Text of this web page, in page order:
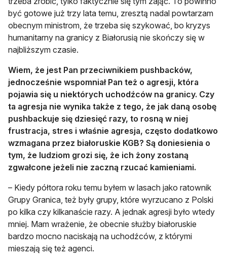
być gotowe już trzy lata temu, zresztą nadal powtarzam
obecnym ministrom, że trzeba się szykować, bo kryzys
humanitarny na granicy z Białorusią nie skończy się w
najbliższym czasie.
Wiem, że jest Pan przeciwnikiem pushbacków,
jednocześnie wspomniał Pan też o agresji, która
pojawia się u niektórych uchodźców na granicy. Czy
ta agresja nie wynika także z tego, że jak daną osobę
pushbackuje się dziesięć razy, to rosną w niej
frustracja, stres i właśnie agresja, często dodatkowo
wzmagana przez białoruskie KGB? Są doniesienia o
tym, że ludziom grozi się, że ich żony zostaną
zgwałcone jeżeli nie zaczną rzucać kamieniami.
– Kiedy półtora roku temu byłem w lasach jako ratownik
Grupy Granica, też były grupy, które wyrzucano z Polski
po kilka czy kilkanaście razy. A jednak agresji było wtedy
mniej. Mam wrażenie, że obecnie służby białoruskie
bardzo mocno naciskają na uchodźców, z którymi
mieszają się też agenci.